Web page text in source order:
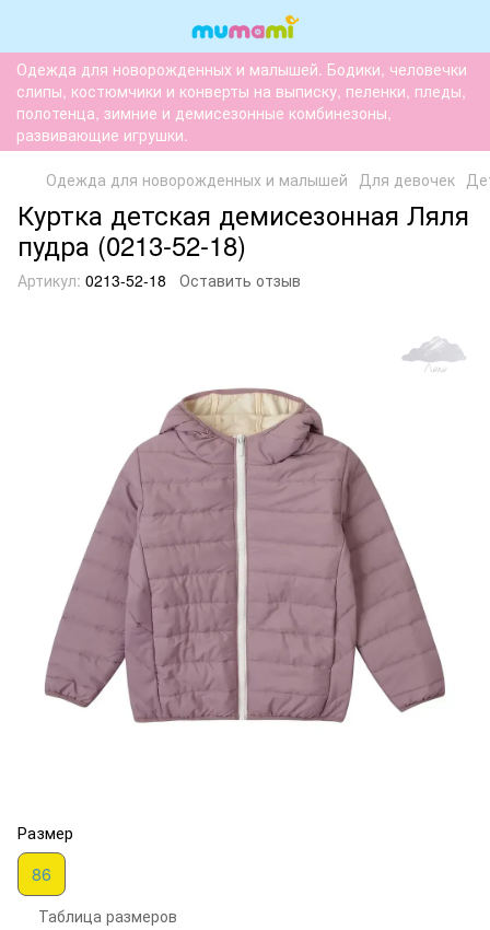
Одежда для новорожденных и малышей. Бодики, человечки
слипы, костюмчики и конверты на выписку, пеленки, пледы,
полотенца, зимние и демисезонные комбинезоны,
развивающие игрушки.
Одежда для новорожденных и малышей Для девочек
Куртка детская демисезонная Ляля
пудра (0213-52-18)
Артикул: 0213-52-18 Оставить отзыв
Размер
86
Таблица размеров